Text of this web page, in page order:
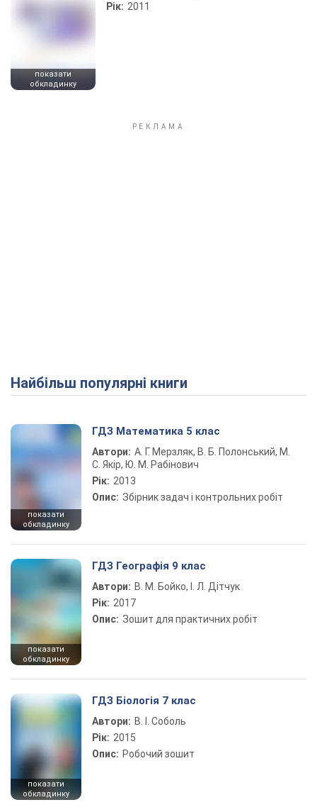
показати
обкладинку
Рік: 2011
Найбільш популярні книги
показати
обкладинку
ГДЗ Математика 5 клас
Автори: А. Г. Мерзляк, В. Б. Полонський, М.
С. Якір, Ю. М. Рабінович
Рік: 2013
Опис: Збірник задач і контрольних робіт
показати
обкладинку
ГДЗ Географія 9 клас
Автори: В. М. Бойко, І. Л. Дітчук
Рік: 2017
Опис: Зошит для практичних робіт
показати
обкладинку
ГДЗ Біологія 7 клас
Автори: В. І. Соболь
Рік: 2015
Опис: Робочий зошит